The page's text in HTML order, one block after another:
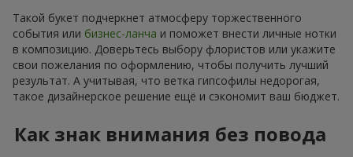
Такой букет подчеркнет атмосферу торжественного
события или бизнес-ланча и поможет внести личные нотки
в композицию. Доверьтесь выбору флористов или укажите
свои пожелания по оформлению, чтобы получить лучший
результат. А учитывая, что ветка гипсофилы недорогая,
такое дизайнерское решение ещё и сэкономит ваш бюджет.
Как знак внимания без повода